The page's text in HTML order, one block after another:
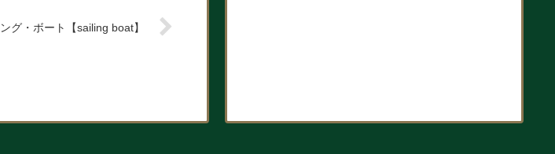
グ・ボート【sailing boat】